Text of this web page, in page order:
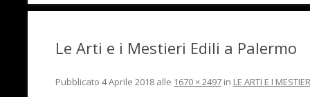
Le Arti e i Mestieri Edili a Palermo
Pubblicato 4 Aprile 2018 alle 1670 × 2497 in LE ARTI E I